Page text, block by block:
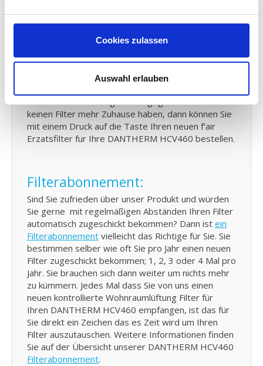
Cookies zulassen
Auswahl erlauben
Errinerungsservice:
Email von uns, für jeden Moment an dem Sie Ihren
DANTHERM HCV460 KWL Filter kontrollieren und
Ihre letzte Bestellung auch angegeben. Falls Sie
keinen Filter mehr Zuhause haben, dann können Sie
mit einem Druck auf die Taste Ihren neuen f'air
Erzatsfilter fur Ihre DANTHERM HCV460 bestellen.
Filterabonnement:
Sind Sie zufrieden über unser Produkt und würden
Sie gerne mit regelmäßigen Abständen Ihren Filter
automatisch zugeschickt bekommen? Dann ist ein
Filterabonnement vielleicht das Richtige für Sie. Sie
bestimmen selber wie oft Sie pro Jahr einen neuen
Filter zugeschickt bekommen; 1, 2, 3 oder 4 Mal pro
Jahr. Sie brauchen sich dann weiter um nichts mehr
zu kümmern. Jedes Mal dass Sie von uns einen
neuen kontrollierte Wohnraumlüftung Filter für
Ihren DANTHERM HCV460 empfangen, ist das für
Sie direkt ein Zeichen das es Zeit wird um Ihren
Filter auszutauschen. Weitere Informationen finden
Sie auf der Übersicht unserer DANTHERM HCV460
Filterabonnement.